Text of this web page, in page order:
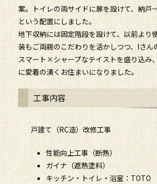
案。トイレの両サイドに扉を設けて、納
という配置にしました。
地下収納には固定階段を設けて、以前より
装もご両親のこだわりを活かしつつ、Iさん
スマート×シャープなテイストを盛り込み
に愛着の湧くお住まいになりました。
工事内容
戸建て（RC造）改修工事
性能向上工事（断熱）
ガイナ（遮熱塗料）
キッチン・トイレ・浴室：TOTO